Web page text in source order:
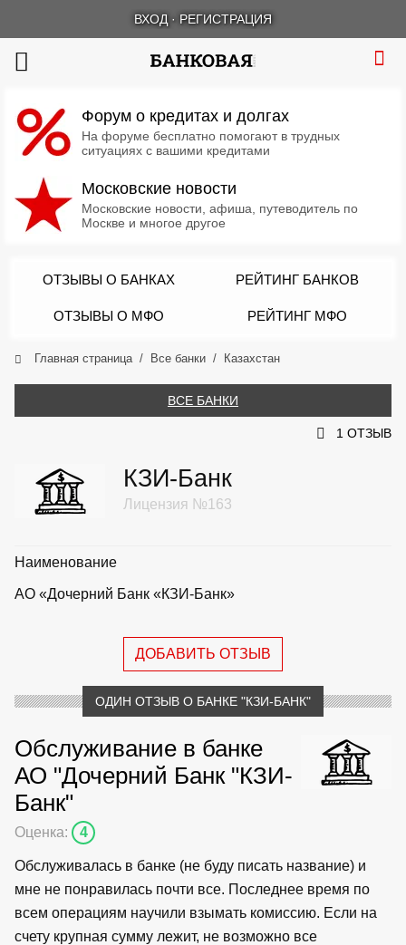
ВХОД · РЕГИСТРАЦИЯ
Форум о кредитах и долгах
На форуме бесплатно помогают в трудных
ситуациях с вашими кредитами
Московские новости
Московские новости, афиша, путеводитель по
Москве и многое другое
ОТЗЫВЫ О БАНКАХ РЕЙТИНГ БАНКОВ
ОТЗЫВЫ О МФО РЕЙТИНГ МФО
Главная страница Все банки Казахстан
ВСЕ БАНКИ
1 ОТЗЫВ
КЗИ-Банк
Лицензия №163
Наименование
АО «Дочерний Банк «КЗИ-Банк»
ДОБАВИТЬ ОТЗЫВ
ОДИН ОТЗЫВ О БАНКЕ "КЗИ-БАНК"
Обслуживание в банке
АО "Дочерний Банк "КЗИ-
Банк"
Оценка: 4
Обслуживалась в банке (не буду писать название) и
мне не понравилась почти все. Последнее время по
всем операциям научили взымать комиссию. Если на
счету крупная сумму лежит, не возможно все